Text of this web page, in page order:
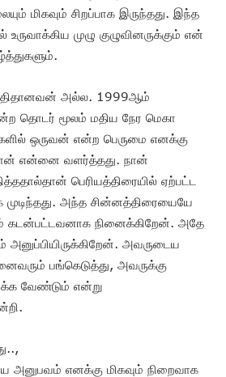
மிகவும் சிறப்பாக இருந்தது. இந்த
உருவாக்கிய முழு குழுவினருக்கும் என்
அல்ல. 1999ஆம்
தொடர் மூலம் மதிய நேர மெகா
ஒருவன் என்ற பெருமை எனக்கு
என்னை வளர்த்தது. நான்
பெரியத்திரையில் ஏற்பட்ட
அந்த சின்னத்திரையையே
கடன்பட்டவனாக நினைக்கிறேன். அதே
அவருடைய
பங்கெடுத்து, அவருக்கு
வேண்டும் என்று
அனுபவம் எனக்கு மிகவும் நிறைவாக